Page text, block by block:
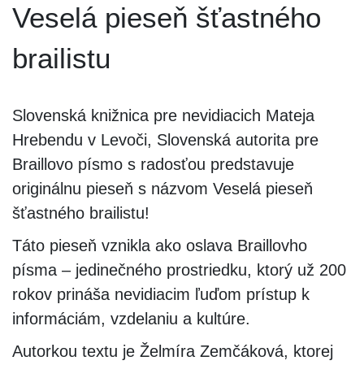
Veselá pieseň šťastného
brailistu
Slovenská knižnica pre nevidiacich Mateja
Hrebendu v Levoči, Slovenská autorita pre
Braillovo písmo s radosťou predstavuje
originálnu pieseň s názvom Veselá pieseň
šťastného brailistu!
Táto pieseň vznikla ako oslava Braillovho
písma – jedinečného prostriedku, ktorý už 200
rokov prináša nevidiacim ľuďom prístup k
informáciám, vzdelaniu a kultúre.
Autorkou textu je Želmíra Zemčáková, ktorej